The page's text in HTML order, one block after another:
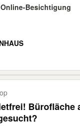
Online-Besichtigung
Bürofläche